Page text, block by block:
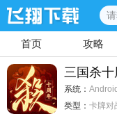
首页 攻略
三国杀十
v.1.0.107
系统： Android
类型： 卡牌对